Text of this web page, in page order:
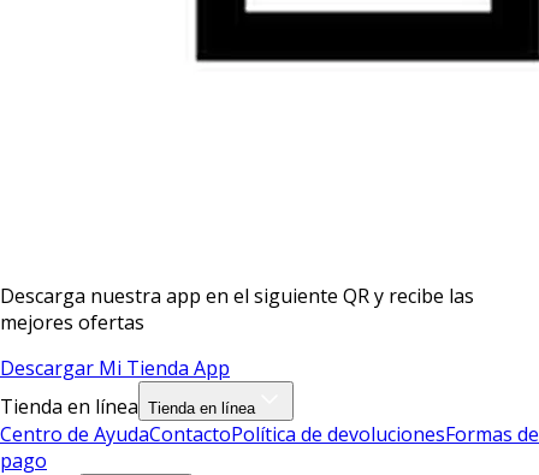
Descarga nuestra app en el siguiente QR y recibe las
mejores ofertas
Descargar Mi Tienda App
Tienda en línea Tienda en línea
Centro de AyudaContactoPolítica de devolucionesFormas de
pago